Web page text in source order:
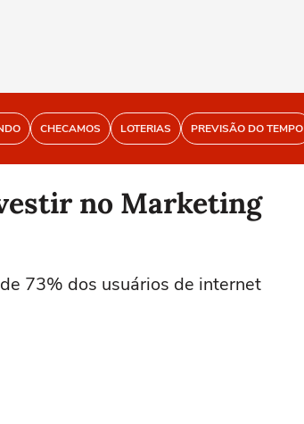
CHECAMOS LOTERIAS PREVISÃO DO TEMPO
no Marketing
73% dos usuários de internet